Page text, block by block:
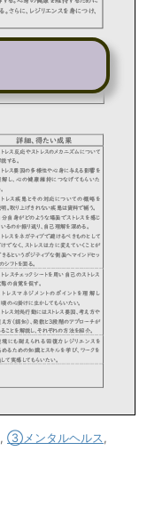
, ③メンタルヘルス,